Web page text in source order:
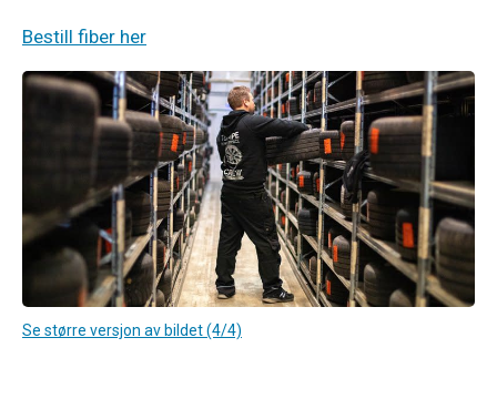
Bestill fiber her
Se større versjon av bildet (4/4)